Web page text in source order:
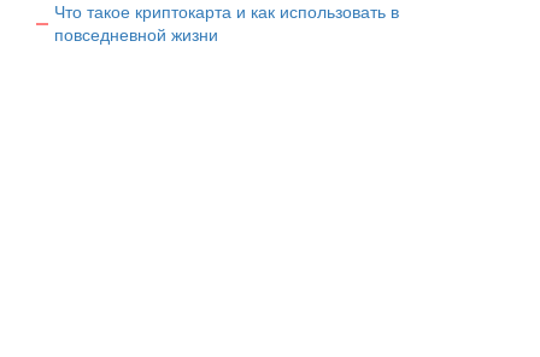
Что такое криптокарта и как использовать в
повседневной жизни